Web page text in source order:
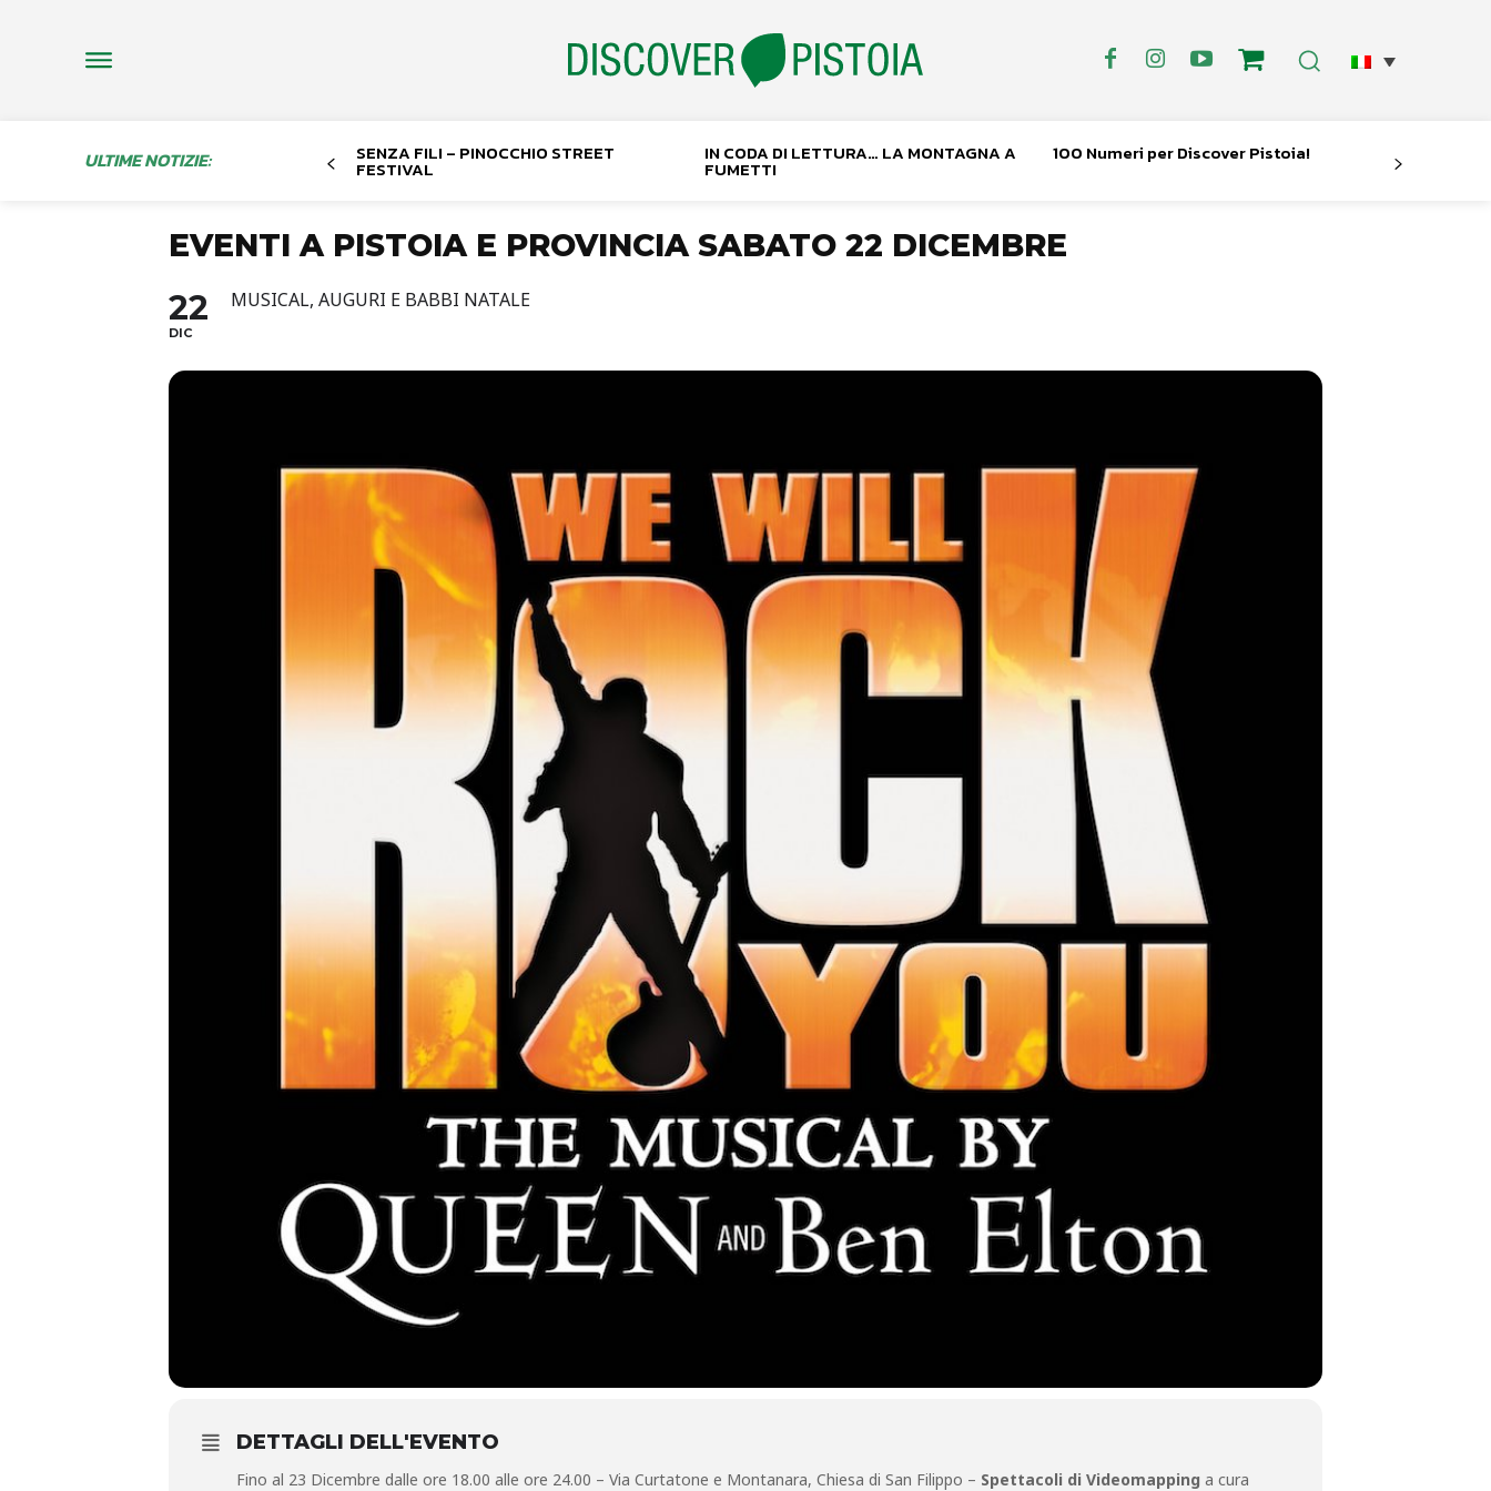
ULTIME NOTIZIE: SENZA FILI – PINOCCHIO STREET
FESTIVAL
IN CODA DI LETTURA… LA MONTAGNA A
FUMETTI
100 Numeri per Discover Pistoia!
EVENTI A PISTOIA E PROVINCIA SABATO 22 DICEMBRE
22
DIC
MUSICAL, AUGURI E BABBI NATALE
DETTAGLI DELL'EVENTO
Fino al 23 Dicembre dalle ore 18.00 alle ore 24.00 – Via Curtatone e Montanara, Chiesa di San Filippo – Spettacoli di Videomapping a cura